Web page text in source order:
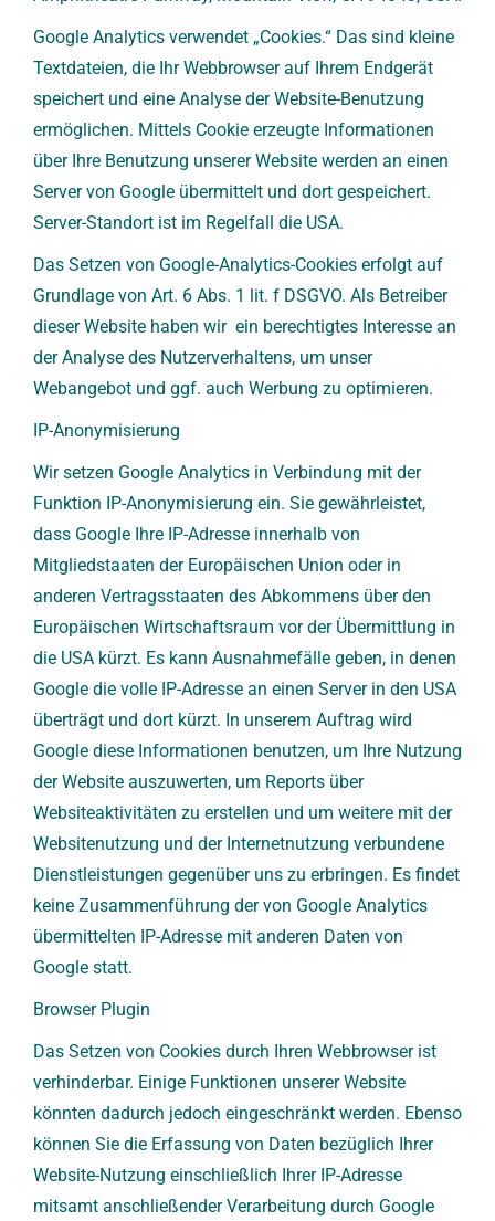
Google Analytics verwendet „Cookies.“ Das sind kleine
Textdateien, die Ihr Webbrowser auf Ihrem Endgerät
speichert und eine Analyse der Website-Benutzung
ermöglichen. Mittels Cookie erzeugte Informationen
über Ihre Benutzung unserer Website werden an einen
Server von Google übermittelt und dort gespeichert.
Server-Standort ist im Regelfall die USA.
Das Setzen von Google-Analytics-Cookies erfolgt auf
Grundlage von Art. 6 Abs. 1 lit. f DSGVO. Als Betreiber
dieser Website haben wir ein berechtigtes Interesse an
der Analyse des Nutzerverhaltens, um unser
Webangebot und ggf. auch Werbung zu optimieren.
IP-Anonymisierung
Wir setzen Google Analytics in Verbindung mit der
Funktion IP-Anonymisierung ein. Sie gewährleistet,
dass Google Ihre IP-Adresse innerhalb von
Mitgliedstaaten der Europäischen Union oder in
anderen Vertragsstaaten des Abkommens über den
Europäischen Wirtschaftsraum vor der Übermittlung in
die USA kürzt. Es kann Ausnahmefälle geben, in denen
Google die volle IP-Adresse an einen Server in den USA
überträgt und dort kürzt. In unserem Auftrag wird
Google diese Informationen benutzen, um Ihre Nutzung
der Website auszuwerten, um Reports über
Websiteaktivitäten zu erstellen und um weitere mit der
Websitenutzung und der Internetnutzung verbundene
Dienstleistungen gegenüber uns zu erbringen. Es findet
keine Zusammenführung der von Google Analytics
übermittelten IP-Adresse mit anderen Daten von
Google statt.
Browser Plugin
Das Setzen von Cookies durch Ihren Webbrowser ist
verhinderbar. Einige Funktionen unserer Website
könnten dadurch jedoch eingeschränkt werden. Ebenso
können Sie die Erfassung von Daten bezüglich Ihrer
Website-Nutzung einschließlich Ihrer IP-Adresse
mitsamt anschließender Verarbeitung durch Google